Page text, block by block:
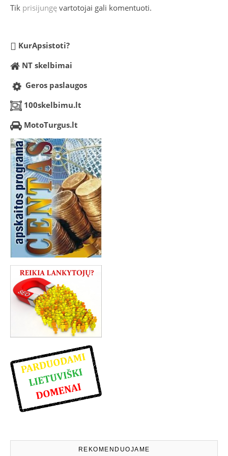
Tik prisijungę vartotojai gali komentuoti.
KurApsistoti?
NT skelbimai
Geros paslaugos
100skelbimu.lt
MotoTurgus.lt
REKOMENDUOJAME